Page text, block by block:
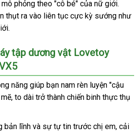
phỏng theo "cô bé" đặt
mua
của nữ giớilớn
.
thụt ra vào liên tục cực kỳ sướng như
tập dương vật Lovetoy
năng giúp bạn nam rèn luyện "cậu
Đức
, to dài trở thành chiến binh thực thụ
bản lĩnh qua
và sự tự tin trước chị emgiá
, cải